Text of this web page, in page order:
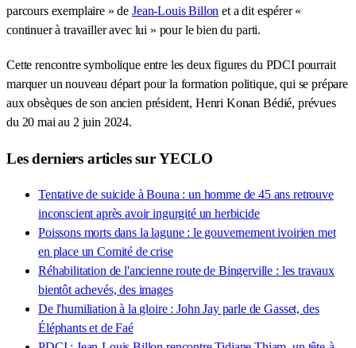
parcours exemplaire » de Jean-Louis Billon et a dit espérer «
continuer à travailler avec lui » pour le bien du parti.
Cette rencontre symbolique entre les deux figures du PDCI pourrait
marquer un nouveau départ pour la formation politique, qui se prépare
aux obsèques de son ancien président, Henri Konan Bédié, prévues
du 20 mai au 2 juin 2024.
Les derniers articles sur YECLO
Tentative de suicide à Bouna : un homme de 45 ans retrouve
inconscient après avoir ingurgité un herbicide
Poissons morts dans la lagune : le gouvernement ivoirien met
en place un Comité de crise
Réhabilitation de l'ancienne route de Bingerville : les travaux
bientôt achevés, des images
De l'humiliation à la gloire : John Jay parle de Gasset, des
Éléphants et de Faé